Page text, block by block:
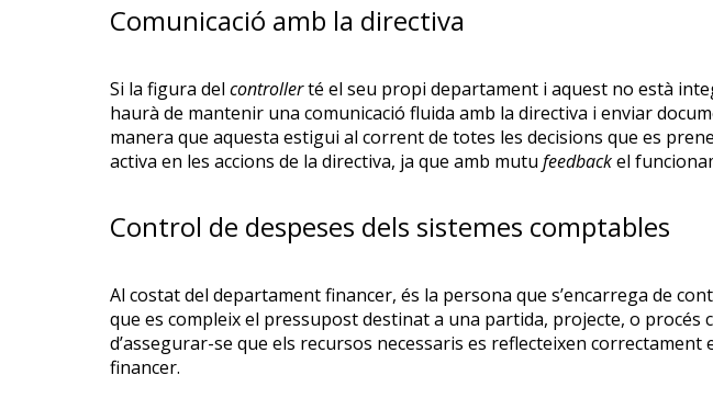
Comunicació amb la directiva
Si la figura del controllerté el seu propi departament i aquest no està
haurà de mantenir una comunicació fluida amb la directiva i enviar
manera que aquesta estigui al corrent de totes les decisions que es
activa en les accions de la directiva, ja que amb mutu feedbackel
Control de despeses dels sistemes comptables
Al costat del departament financer, és la persona que s’encarrega de
que es compleix el pressupost destinat a una partida, projecte, o procés
d’assegurar-se que els recursos necessaris es reflecteixen
financer.